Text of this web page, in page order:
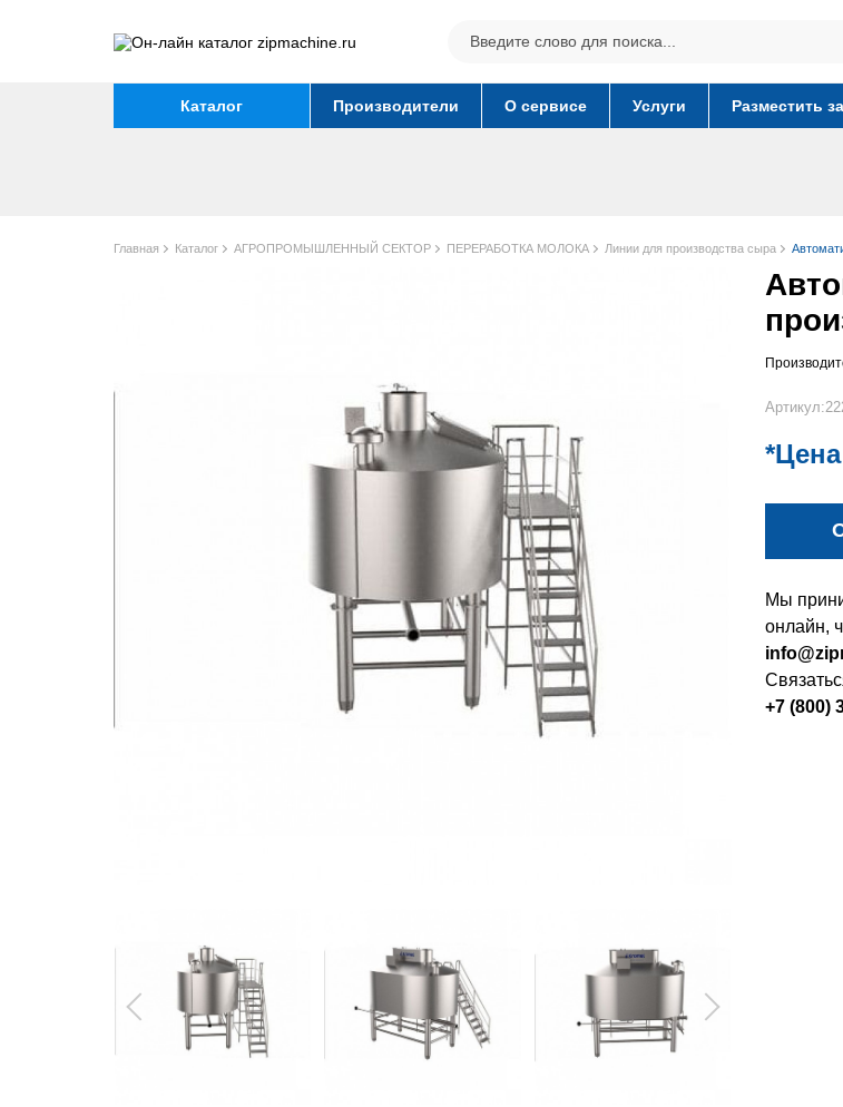
Каталог Производители О сервисе Услуги Разместить
Главная Каталог АГРОПРОМЫШЛЕННЫЙ СЕКТОР ПЕРЕРАБОТКА МОЛОКА Линии для производства сыра
Мы
онлайн,
+7 (800)